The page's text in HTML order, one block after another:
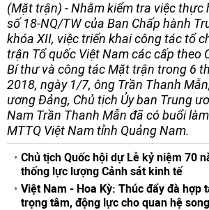
(Mặt trận) - Nhằm kiểm tra việc thực
số 18-NQ/TW của Ban Chấp hành
khóa XII, việc triển khai công tác tổ
trận Tổ quốc Việt Nam các cấp theo
Bí thư và công tác Mặt trận trong 6
2018, ngày 1/7, ông Trần Thanh
ương Đảng, Chủ tịch Ủy ban Trung
Nam Trần Thanh Mẫn đã có buổi
MTTQ Việt Nam tỉnh Quảng Nam.
Chủ tịch Quốc hội dự Lễ kỷ niệm 70
thống lực lượng Cảnh sát kinh tế
Việt Nam - Hoa Kỳ: Thúc đẩy đà hợp
trọng tâm, động lực cho quan hệ